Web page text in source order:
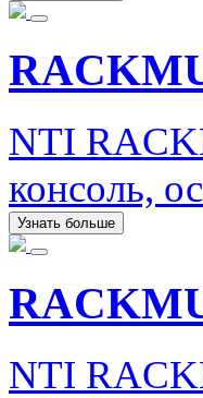
NTI
консоль,
Узнать больше
NTI